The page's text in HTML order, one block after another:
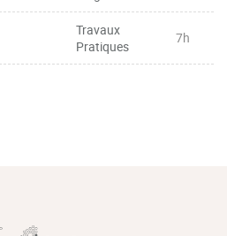
Travaux
Pratiques
7h